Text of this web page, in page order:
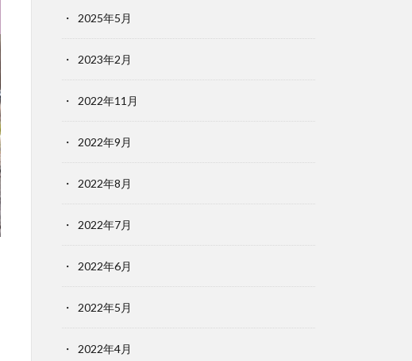
2025年5月
2023年2月
2022年11月
2022年9月
2022年8月
2022年7月
2022年6月
2022年5月
2022年4月